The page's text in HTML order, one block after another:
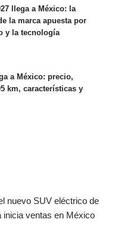
llega a México: la
la marca apuesta por
y la tecnología
a México: precio,
km, características y
nuevo SUV eléctrico de
inicia ventas en México